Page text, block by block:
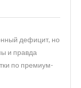
дефицит, но
и правда
по премиум-